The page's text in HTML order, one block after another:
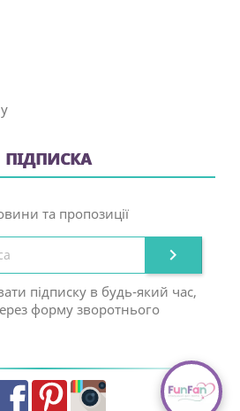
ПІДПИСКА
та пропозиції

підписку в будь-який час,
форму зворотнього
FacebookPinterestInstagram